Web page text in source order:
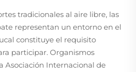
tradicionales al aire libre, las
representan un entorno en el
constituye el requisito
participar. Organismos
Asociación Internacional de